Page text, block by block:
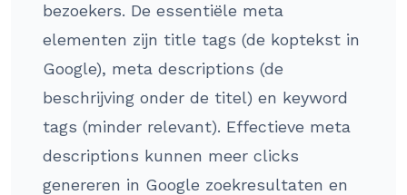
bezoekers. De essentiële meta
elementen zijn title tags (de koptekst in
Google), meta descriptions (de
beschrijving onder de titel) en keyword
tags (minder relevant). Effectieve meta
descriptions kunnen meer clicks
genereren in Google zoekresultaten en